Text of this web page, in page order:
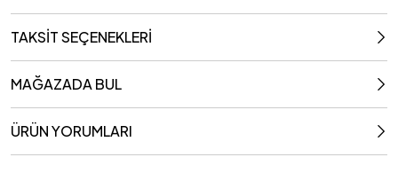
TAKSİT SEÇENEKLERİ
MAĞAZADA BUL
ÜRÜN YORUMLARI